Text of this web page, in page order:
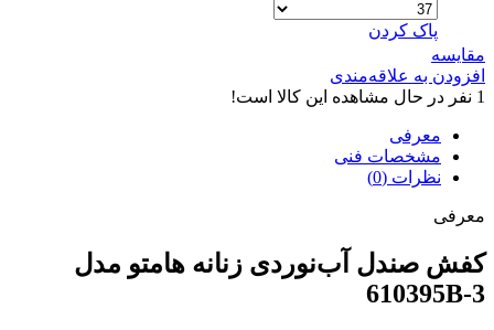
پاک کردن
مقایسه
افزودن به علاقه‌مندی
1 نفر در حال مشاهده این کالا است!
معرفی
مشخصات فنی
نظرات (0)
معرفی
کفش صندل آب‌نوردی زنانه هامتو مدل
610395B-3